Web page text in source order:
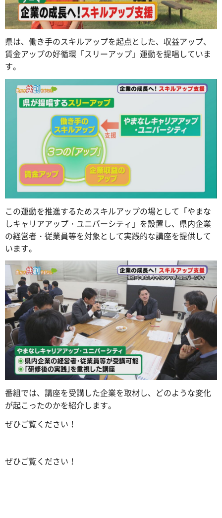
県は、働き手のスキルアップを起点とした、収益アップ、
賃金アップの好循環「スリーアップ」運動を提唱していま
す。
この運動を推進するためスキルアップの場として「やまな
しキャリアアップ・ユニバーシティ」を設置し、県内企業
の経営者・従業員等を対象として実践的な講座を提供して
います。
番組では、講座を受講した企業を取材し、どのような変化
が起こったのかを紹介します。
ぜひご覧ください！
ぜひご覧ください！